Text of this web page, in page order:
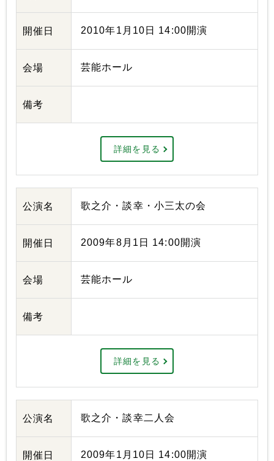
開催日 2010年1月10日 14:00開演
会場 芸能ホール
備考
詳細を見る
公演名 歌之介・談幸・小三太の会
開催日 2009年8月1日 14:00開演
会場 芸能ホール
備考
詳細を見る
公演名 歌之介・談幸二人会
開催日 2009年1月10日 14:00開演